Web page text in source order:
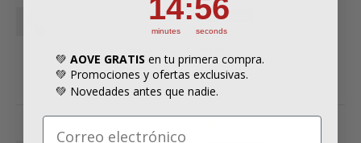
Anónimo
Magníficos aceites y oresentacion
14
minutes
:55
seconds
💚 AOVE GRATIS en tu primera compra.
💚 Promociones y ofertas exclusivas.
💚 Novedades antes que nadie.